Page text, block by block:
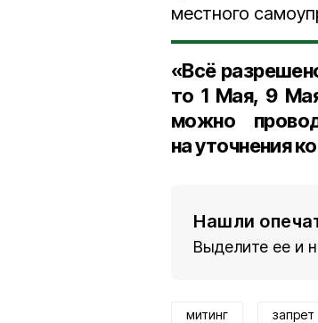
местного
«Всё
то 1 Мая, 9
можно
на уточнения
Нашли
Выделите ее и
митинг запрет